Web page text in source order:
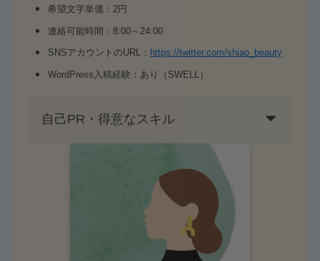
希望文字単価：2円
連絡可能時間：8:00～24:00
SNSアカウントのURL： https://twitter.com/shiao_beauty
WordPress入稿経験：あり（SWELL）
自己PR・得意なスキル